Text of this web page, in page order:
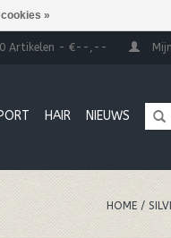
0 Artikelen - €--,--
HAIR NIEUWS
HOME /
»